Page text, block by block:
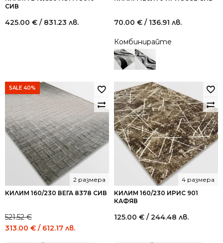
СИВ
425.00 € / 831.23 лв. 70.00 € / 136.91 лв.
Комбинирайте
SALE 40%
КИЛИМ 160/230 ВЕГА 8378 СИВ
2 размера
521.52€
Original
313.00 € / 612.17 лв.
КИЛИМ 160/230 ИРИС 901
КАФЯВ
4 размера
125.00 € / 244.48 лв.